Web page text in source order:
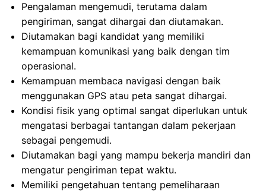
Pengalaman mengemudi, terutama dalam
pengiriman, sangat dihargai dan diutamakan.
Diutamakan bagi kandidat yang memiliki
kemampuan komunikasi yang baik dengan tim
operasional.
Kemampuan membaca navigasi dengan baik
menggunakan GPS atau peta sangat dihargai.
Kondisi fisik yang optimal sangat diperlukan untuk
mengatasi berbagai tantangan dalam pekerjaan
sebagai pengemudi.
Diutamakan bagi yang mampu bekerja mandiri dan
mengatur pengiriman tepat waktu.
Memiliki pengetahuan tentang pemeliharaan